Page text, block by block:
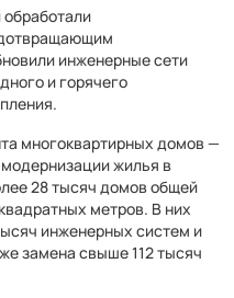
инженерные сети
и горячего
многоквартирных домов —
жилья в
28 тысяч домов общей
метров. В них
инженерных систем и
замена свыше 112 тысяч